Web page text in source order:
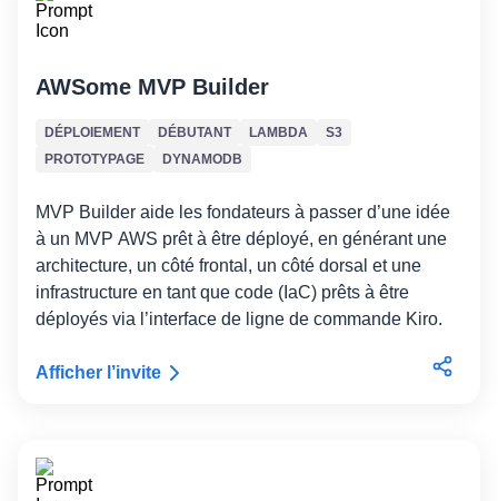
AWSome MVP Builder
DÉPLOIEMENT DÉBUTANT LAMBDA
S3
PROTOTYPAGE
DYNAMODB
MVP Builder aide les fondateurs à passer d’une idée
à un MVP AWS prêt à être déployé, en générant une
architecture, un côté frontal, un côté dorsal et une
infrastructure en tant que code (IaC) prêts à être
déployés via l’interface de ligne de commande Kiro.
Afficher l’invite